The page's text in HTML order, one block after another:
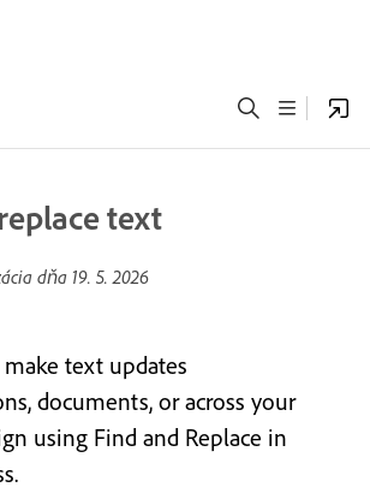
text
dňa 19. 5. 2026
text updates
documents, or across your
using Find and Replace in